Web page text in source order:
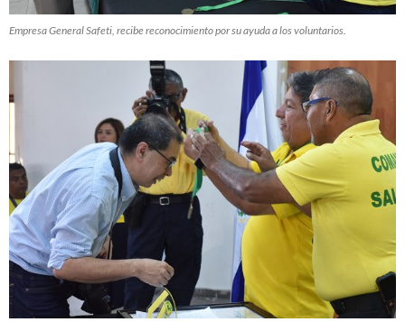
Empresa General Safeti, recibe reconocimiento por su ayuda a los voluntarios.